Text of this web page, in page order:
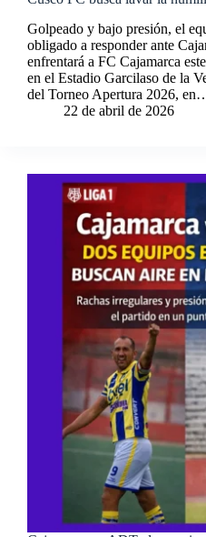
Golpeado y bajo presión, el
obligado a responder ante
enfrentará a FC Cajamarca
en el Estadio Garcilaso de la
del Torneo Apertura 2026,
22 de abril de 2026